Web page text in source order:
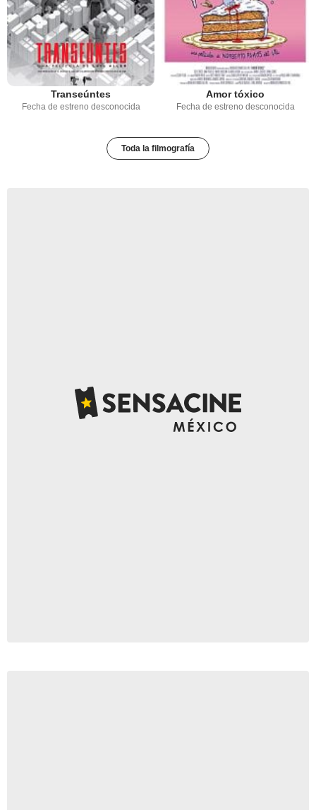
Transeúntes
Fecha de estreno desconocida
Amor tóxico
Fecha de estreno desconocida
Toda la filmografía